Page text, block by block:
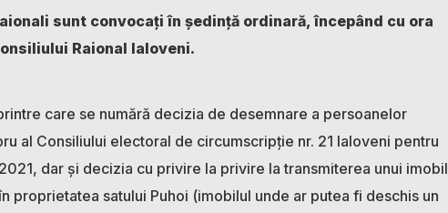
sunt convocați în ședință ordinară, începând cu ora
Raional Ialoveni.
care se numără decizia de desemnare a persoanelor
al Consiliului electoral de circumscripție nr. 21 Ialoveni pentru
dar și decizia cu privire la privire la transmiterea unui imobil
proprietatea satului Puhoi (imobilul unde ar putea fi deschis un